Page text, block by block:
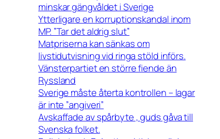
minskar gängvåldet i Sverige
Ytterligare en korruptionskandal inom
MP. ”Tar det aldrig slut”
Matpriserna kan sänkas om
livstidutvisning vid ringa stöld införs.
Vänsterpartiet en större fiende än
Ryssland
Sverige måste återta kontrollen – lagar
är inte ”angiveri”
Avskaffade av spårbyte , guds gåva till
Svenska folket.